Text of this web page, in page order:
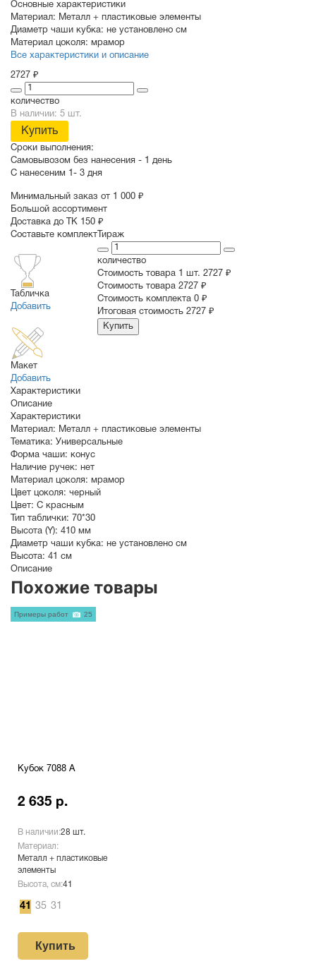
Основные характеристики
Материал: Металл + пластиковые элементы
Диаметр чаши кубка: не установлено см
Материал цоколя: мрамор
Все характеристики и описание
2727 ₽
количество
В наличии: 5 шт.
Купить
Сроки выполнения:
Самовывозом без нанесения -
1 день
С нанесеним
1- 3 дня
Минимальный заказ от 1 000 ₽
Большой ассортимент
Доставка до ТК 150 ₽
Составьте комплект
Табличка
Добавить
Макет
Добавить
Тираж
количество
Стоимость товара 1 шт. 2727 ₽
Cтоимость товара 2727 ₽
Стоимость комплекта 0 ₽
Итоговая стоимость 2727 ₽
Купить
Характеристики
Описание
Характеристики
Материал: Металл + пластиковые элементы
Тематика: Универсальные
Форма чаши: конус
Наличие ручек: нет
Материал цоколя: мрамор
Цвет цоколя: черный
Цвет: С красным
Тип таблички: 70*30
Высота (Y): 410 мм
Диаметр чаши кубка: не установлено см
Высота: 41 см
Описание
Похожие товары
Кубок 7088 A
2 635 р.
В наличии:28 шт.
Материал:
Металл + пластиковые
элементы
Высота, см:41
41 35 31
Купить
Примеры работ 25